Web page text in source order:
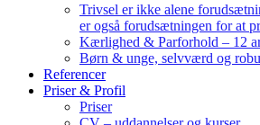
Trivsel er ikke alene
er også forudsætningen for at
Kærlighed & Parforhold – 12
Børn & unge, selvværd og
Referencer
Priser & Profil
Priser